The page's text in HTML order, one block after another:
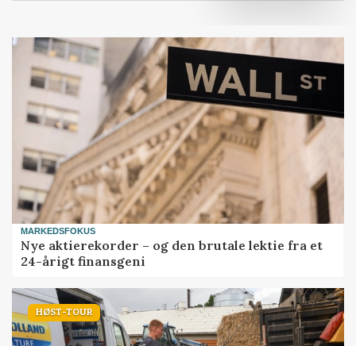
MARKEDSFOKUS
Nye aktierekorder – og den brutale lektie fra et
24-årigt finansgeni
HØST-TOUR